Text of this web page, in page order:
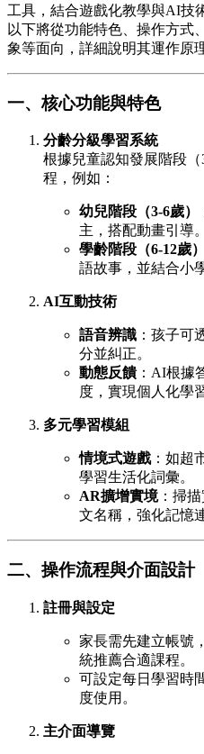
工具，結合遊戲化教學與AI技
以下將從功能特色、操作方式
象等面向，詳細說明其運作原
一、核心功能與特色
分齡分級學習系統
根據兒童認知發展階段
程，例如：
幼兒階段（3-6歲）
主，搭配動畫引導。
學齡階段（6-12歲）
語故事，並結合小
AI互動技術
語音辨識 ：孩子可
分並糾正。
動態反饋：AI根據
度，實現個人化學
多元學習模組
情境式遊戲：如超
學習生活化詞彙。
AR擴增實境：掃
文名稱，強化記憶
二、操作流程與介面設計
註冊與設定
家長需先建立帳號
統推薦合適課程。
可設定每日學習時
度使用。
主介面導覽